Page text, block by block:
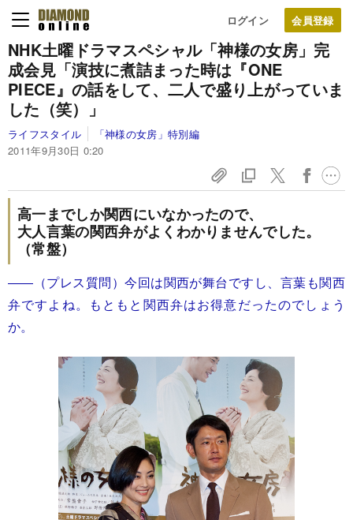
ログイン
NHK土曜ドラマスペシャル「神様の女房」完
成会見「演技に煮詰まった時は『ONE
PIECE』の話をして、二人で盛り上がっていま
した（笑）」
ライフスタイル
「神様の女房」特別編
2011年9月30日 0:20
高一までしか関西にいなかったので、
大人言葉の関西弁がよくわかりませんでした。
（常盤）
――（プレス質問）今回は関西が舞台ですし、言葉も関西
弁ですよね。もともと関西弁はお得意だったのでしょう
か。